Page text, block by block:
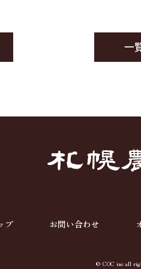
一
プ お問い合わせ
© COC inc all